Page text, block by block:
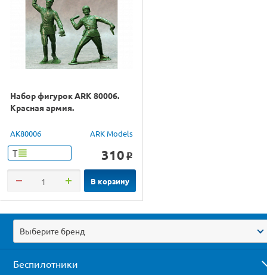
Набор фигурок ARK 80006.
Красная армия.
AK80006 ARK Models
Т 310 o
В корзину
Выберите бренд
Беспилотники